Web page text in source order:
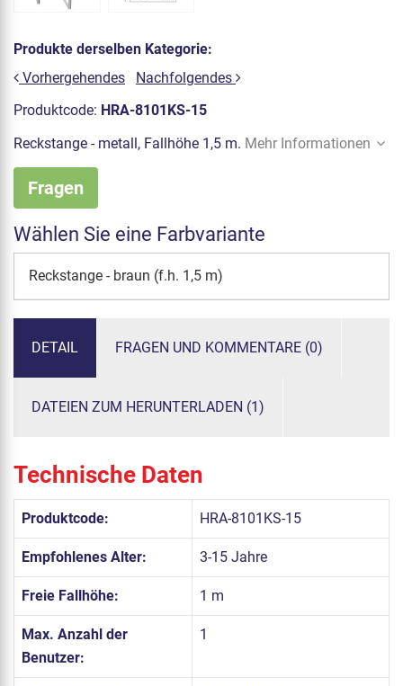
Produkte derselben Kategorie:
Vorhergehendes
Nachfolgendes
Produktcode: HRA-8101KS-15
Reckstange - metall, Fallhöhe 1,5 m. Mehr Informationen
Fragen
Wählen Sie eine Farbvariante
Reckstange - braun (f.h. 1,5 m)
DETAIL FRAGEN UND KOMMENTARE (0)
DATEIEN ZUM HERUNTERLADEN (1)
Technische Daten
Produktcode: HRA-8101KS-15
Empfohlenes Alter: 3-15 Jahre
Freie Fallhöhe: 1 m
Max. Anzahl der
Benutzer:
1